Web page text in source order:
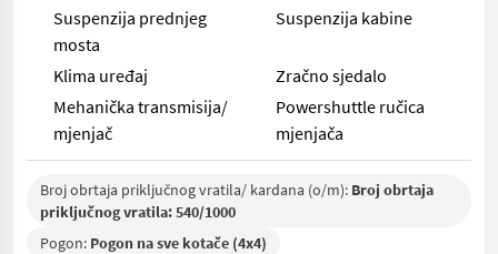
Suspenzija prednjeg
mosta
Suspenzija kabine
Klima uređaj
Zračno sjedalo
Mehanička transmisija/
mjenjač
Powershuttle ručica
mjenjača
Broj obrtaja priključnog vratila/ kardana (o/m): Broj obrtaja
priključnog vratila: 540/1000
Pogon: Pogon na sve kotače (4x4)